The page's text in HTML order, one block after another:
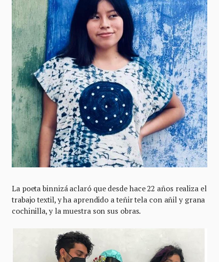
La poeta binnizá aclaró que desde hace 22 años realiza el
trabajo textil, y ha aprendido a teñir tela con añil y grana
cochinilla, y la muestra son sus obras.